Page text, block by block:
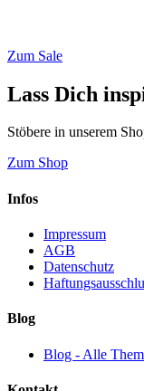
Zum Sale
Lass Dich
Stöbere in unserem
Zum Shop
Infos
Impressum
AGB
Datenschutz
Blog
Blog - Alle